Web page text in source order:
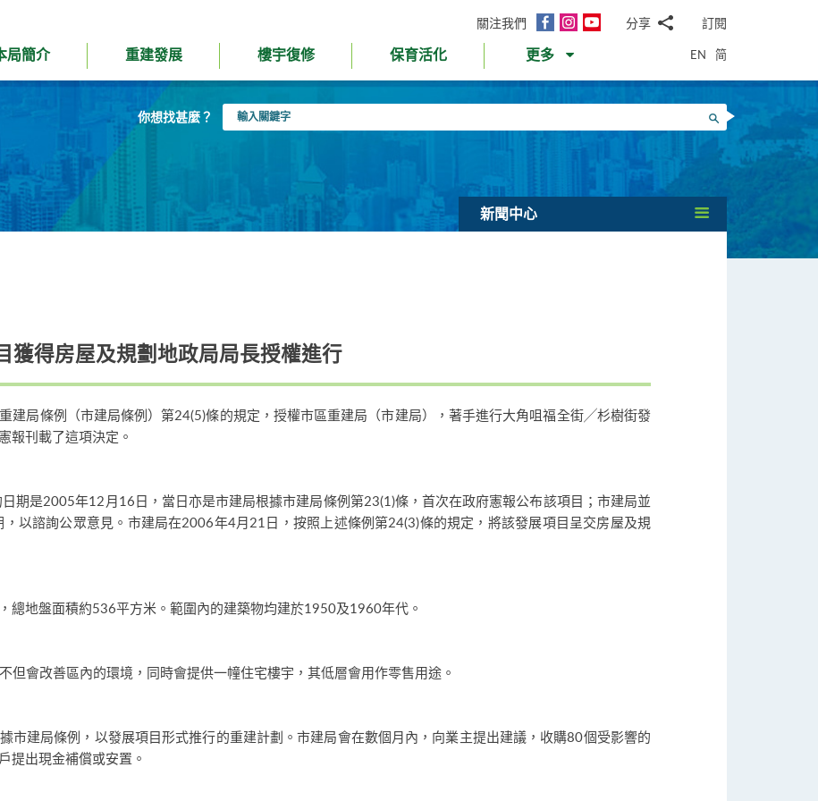
關注我們
面
InstagramYouTube分享
郵WhatsApp
微
信
面
書Twitter
LinkedIn
微
訂閱
局簡介 重建發展 樓宇復修 保育活化 更多 EN 简
你想找甚麼？
入
搜尋
新聞中心
得房屋及規劃地政局局長授權進行
建局條例（市建局條例）第24(5)條的規定，授權市區重建局（市建局），著手進行大角咀福全街╱杉樹街發
報刊載了這項決定。
期是2005年12月16日，當日亦是市建局根據市建局條例第23(1)條，首次在政府憲報公布該項目；市建局並
以諮詢公眾意見。市建局在2006年4月21日，按照上述條例第24(3)條的規定，將該發展項目呈交房屋及規
總地盤面積約536平方米。範圍內的建築物均建於1950及1960年代。
會改善區內的環境，同時會提供一幢住宅樓宇，其低層會用作零售用途。
市建局條例，以發展項目形式推行的重建計劃。市建局會在數個月內，向業主提出建議，收購80個受影響的
提出現金補償或安置。